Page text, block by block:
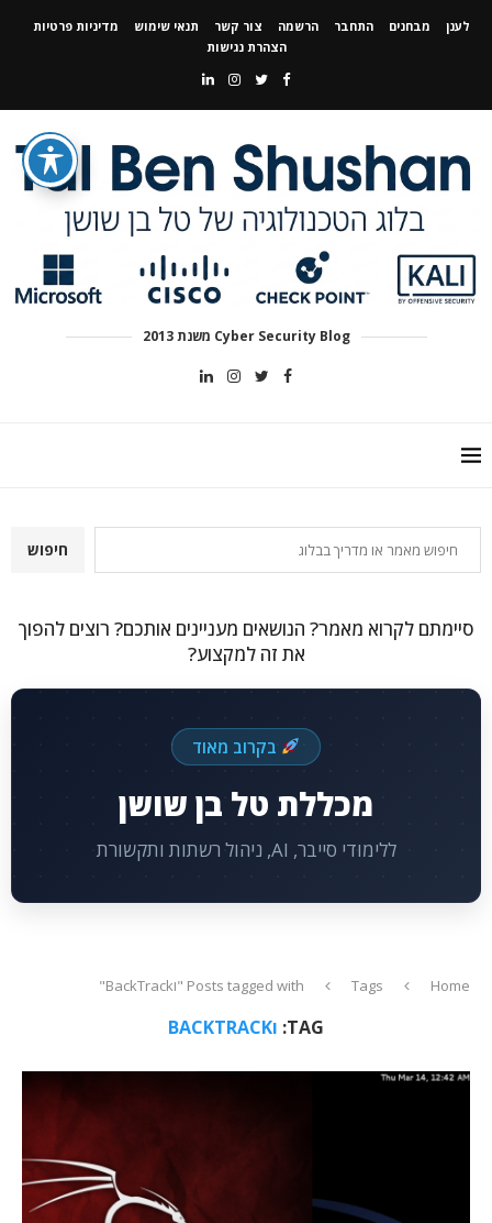
לענן מבחנים התחבר הרשמה צור קשר תנאי שימוש
מדיניות פרטיות
הצהרת נגישות
Cyber Security Blog משנת 2013
חיפוש
סיימתם לקרוא מאמר? הנושאים מעניינים אותכם? רוצים להפוך
את זה למקצוע?
בקרוב מאוד
מכללת טל בן שושן
ללימודי סייבר, AI, ניהול רשתות ותקשורת
Home
Tags Posts tagged with "וBackTrack"
TAG: וBACKTRACK